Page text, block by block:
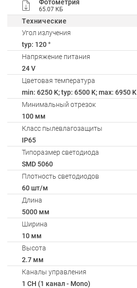
Фотометрия
65.07 КБ
Технические
Угол излучения
typ: 120 °
Напряжение питания
24 V
Цветовая температура
min: 6250 K; typ: 6500 K; max: 6950 K
Минимальный отрезок
100 мм
Класс пылевлагозащиты
IP65
Типоразмер светодиода
SMD 5060
Плотность светодиодов
60 шт/м
Длина
5000 мм
Ширина
10 мм
Высота
2.7 мм
Каналы управления
1 CH (1 канал - Mono)